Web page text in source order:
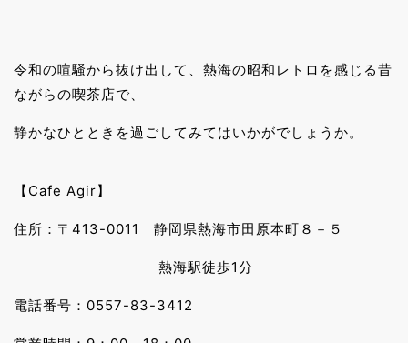
令和の喧騒から抜け出して、熱海の昭和レトロを感じる昔
ながらの喫茶店で、
静かなひとときを過ごしてみてはいかがでしょうか。
【Cafe Agir】
住所：〒413-0011 静岡県熱海市田原本町８－５
熱海駅徒歩1分
電話番号：0557-83-3412